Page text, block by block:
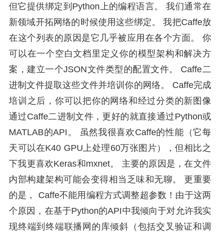
但它提供绑定到Python上的编程语言。 我们通常在
新领域开拓网络的时候使用这些绑定。 我把Caffe放
在这个列表的原因是它几乎被应用在各个方面。 你
可以在一个空白文档里定义你的模型架构和解决方
案，建立一个JSON文件类型的配置文件。 Caffe二
进制文件提取这些文件并培训你的网络。 Caffe完成
培训之后，你可以把你的网络和经过分类的新图像
通过Caffe二进制文件，更好的就直接通过Python或
MATLAB的API。 虽然我很喜欢Caffe的性能（它每
天可以在K40 GPU上处理60万张图片），但相比之
下我更喜欢Keras和mxnet。 主要的原因是，在文件
内部构建架构可能会变得相当乏味和无聊。 更重要
的是， Caffe不能用编程方式调整超参数！由于这两
个原因，在基于Python的API中我倾向于对允许我实
现终端到终端联播网的库倾斜（包括交叉验证和调